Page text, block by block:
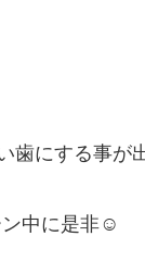
歯にする事が
中に是非☺️